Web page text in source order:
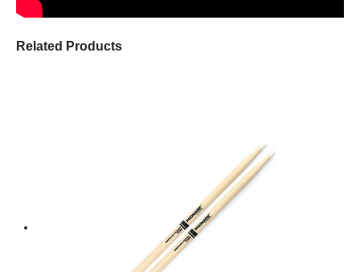
Related Products